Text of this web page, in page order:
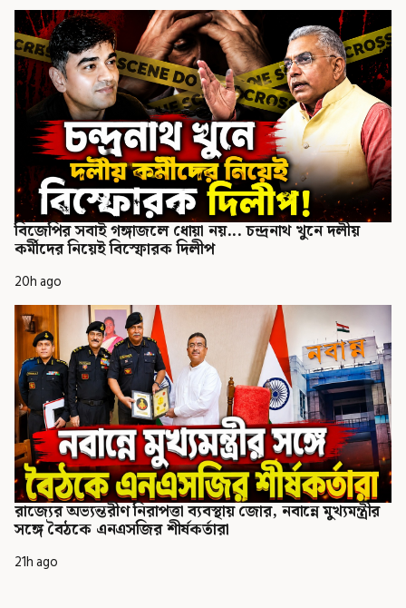
বিজেপির সবাই গঙ্গাজলে ধোয়া নয়... চন্দ্রনাথ খুনে দলীয়
কর্মীদের নিয়েই বিস্ফোরক দিলীপ
20h ago
রাজ্যের অভ্যন্তরীণ নিরাপত্তা ব্যবস্থায় জোর, নবান্নে মুখ্যমন্ত্রীর
সঙ্গে বৈঠকে এনএসজির শীর্ষকর্তারা
21h ago